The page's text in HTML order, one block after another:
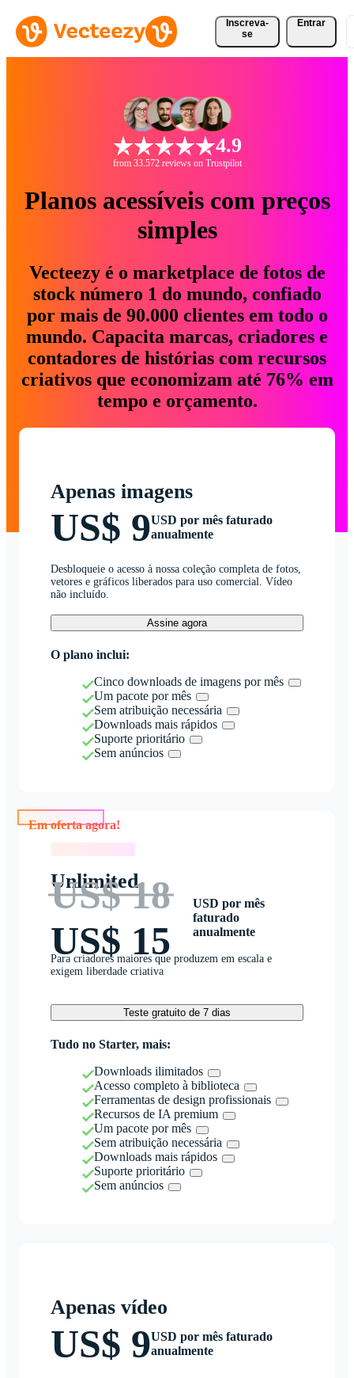
Inscreva-
se
Entrar
4.9
from 33.572 reviews on Trustpilot
Planos acessíveis com preços
simples
Vecteezy é o marketplace de fotos de
stock número 1 do mundo, confiado
por mais de 90.000 clientes em todo o
mundo. Capacita marcas, criadores e
contadores de histórias com recursos
criativos que economizam até 76% em
tempo e orçamento.
Apenas imagens
US$ 9USD por mês faturado
anualmente
Desbloqueie o acesso à nossa coleção completa de fotos,
vetores e gráficos liberados para uso comercial. Vídeo
não incluído.
Assine agora
O plano inclui:
Cinco downloads de imagens por mês
Um pacote por mês
Sem atribuição necessária
Downloads mais rápidos
Suporte prioritário
Sem anúncios
Unlimited
US$ 18
US$ 15
USD por mês
faturado
anualmente
Para criadores maiores que produzem em escala e
exigem liberdade criativa
Teste gratuito de 7 dias
Tudo no Starter, mais:
Downloads ilimitados
Acesso completo à biblioteca
Ferramentas de design profissionais
Recursos de IA premium
Um pacote por mês
Sem atribuição necessária
Downloads mais rápidos
Suporte prioritário
Sem anúncios
Apenas vídeo
US$ 9USD por mês faturado
anualmente